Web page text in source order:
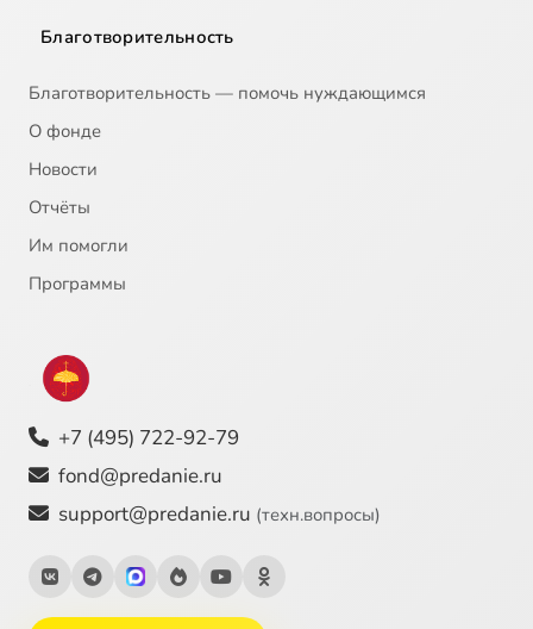
Благотворительность
Благотворительность — помочь нуждающимся
О фонде
Новости
Отчёты
Им помогли
Программы
+7 (495) 722-92-79
fond@predanie.ru
support@predanie.ru (техн.вопросы)